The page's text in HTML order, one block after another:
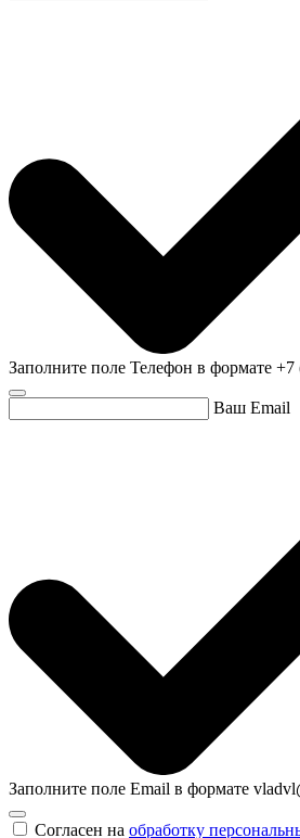
Заполните поле Телефон в формате +7
Ваш Email
Заполните поле Email в формате
Согласен на обработку